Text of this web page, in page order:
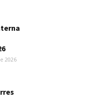
2026